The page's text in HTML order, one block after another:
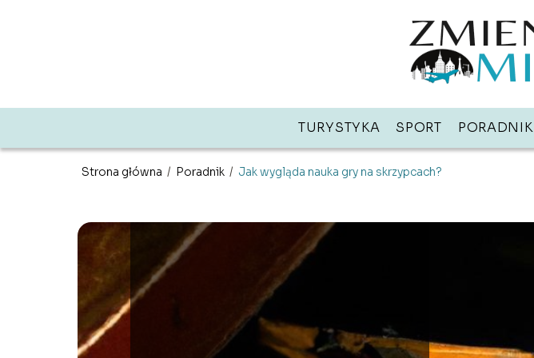
TURYSTYKA SPORT PORADNIK
Strona główna / Poradnik / Jak wygląda nauka gry na skrzypcach?